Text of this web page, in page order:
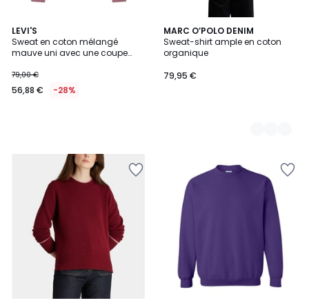
LEVI'S
Sweat en coton mélangé
mauve uni avec une coupe
79,00 €
56,88 € -28%
MARC O’POLO DENIM
Sweat-shirt ample en coton
organique
79,95 €
5
Couleurs